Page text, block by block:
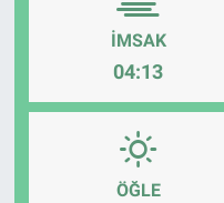
İMSAK
04:13
ÖĞLE